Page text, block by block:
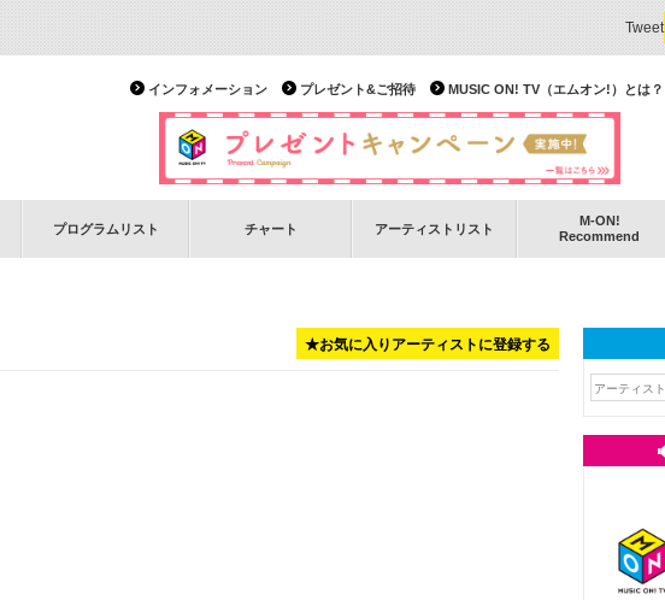
Tweet
MUSIC ON! TV（エムオン!）とは？
プレゼント&ご招待
インフォメーション
プログラムリスト チャート アーティストリスト
M-ON!
Recommend
★お気に入りアーティストに登録する